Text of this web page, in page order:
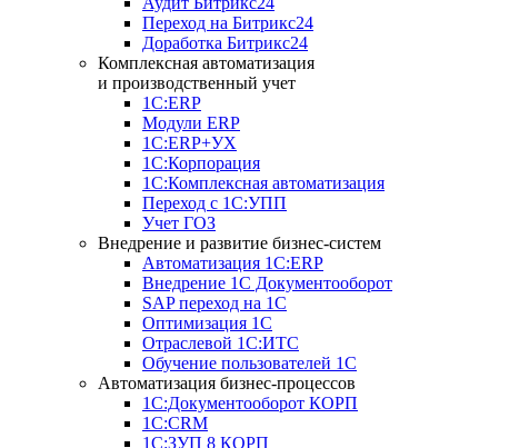
Переход на Битрикс24
Доработка Битрикс24
Комплексная автоматизация
и производственный учет
1С:ERP
Модули ERP
1C:ERP+УХ
1С:Корпорация
1С:Комплексная автоматизация
Переход с 1С:УПП
Учет ГОЗ
Внедрение и развитие бизнес-систем
Автоматизация 1С:ERP
Внедрение 1С Документооборот
SAP переход на 1С
Оптимизация 1С
Отраслевой 1С:ИТС
Обучение пользователей 1С
Автоматизация бизнес-процессов
1С:Документооборот КОРП
1С:CRM
1С:ЗУП 8 КОРП